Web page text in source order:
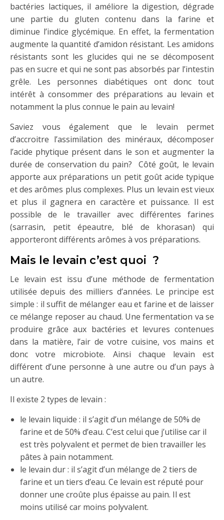
bactéries lactiques, il améliore la digestion, dégrade
une partie du gluten contenu dans la farine et
diminue l’indice glycémique. En effet, la fermentation
augmente la quantité d’amidon résistant. Les amidons
résistants sont les glucides qui ne se décomposent
pas en sucre et qui ne sont pas absorbés par l’intestin
grêle. Les personnes diabétiques ont donc tout
intérêt à consommer des préparations au levain et
notamment la plus connue le pain au levain!
Saviez vous également que le levain permet
d’accroitre l’assimilation des minéraux, décomposer
l’acide phytique présent dans le son et augmenter la
durée de conservation du pain? Côté goût, le levain
apporte aux préparations un petit goût acide typique
et des arômes plus complexes. Plus un levain est vieux
et plus il gagnera en caractère et puissance. Il est
possible de le travailler avec différentes farines
(sarrasin, petit épeautre, blé de khorasan) qui
apporteront différents arômes à vos préparations.
Mais le levain c’est quoi ?
Le levain est issu d’une méthode de fermentation
utilisée depuis des milliers d’années. Le principe est
simple : il suffit de mélanger eau et farine et de laisser
ce mélange reposer au chaud. Une fermentation va se
produire grâce aux bactéries et levures contenues
dans la matière, l’air de votre cuisine, vos mains et
donc votre microbiote. Ainsi chaque levain est
différent d’une personne à une autre ou d’un pays à
un autre.
Il existe 2 types de levain :
le levain liquide : il s’agit d’un mélange de 50% de
farine et de 50% d’eau. C’est celui que j’utilise car il
est très polyvalent et permet de bien travailler les
pâtes à pain notamment.
le levain dur : il s’agit d’un mélange de 2 tiers de
farine et un tiers d’eau. Ce levain est réputé pour
donner une croûte plus épaisse au pain. Il est
moins utilisé car moins polyvalent.